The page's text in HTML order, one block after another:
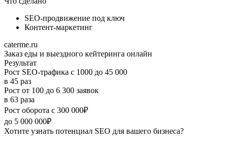
SEO-продвижение под ключ
Контент-маркетинг
caterme.ru
Заказ еды и выездного кейтеринга онлайн
Результат
Рост SEO‑трафика с 1000 до 45 000
в 45 раз
Рост от 100 до 6 300 заявок
в 63 раза
Рост оборота с 300 000₽
до 5 000 000₽
Хотите узнать потенциал SEO для вашего бизнеса?